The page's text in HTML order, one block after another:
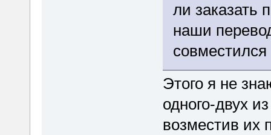
ли заказать
наши
Этого я не
одного-двух
возместив их